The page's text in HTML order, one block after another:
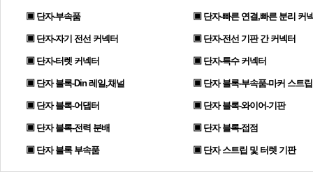
▣ 단자-부속품 ▣ 단자-빠른 연결,빠른 분리 커
▣ 단자-자기 전선 커넥터 ▣ 단자-전선 기판 간 커넥터
▣ 단자-터렛 커넥터 ▣ 단자-특수 커넥터
▣ 단자 블록-Din 레일,채널 ▣ 단자 블록-부속품-마커 스트립
▣ 단자 블록-어댑터 ▣ 단자 블록-와이어-기판
▣ 단자 블록-전력 분배 ▣ 단자 블록-접점
▣ 단자 블록 부속품 ▣ 단자 스트립 및 터렛 기판